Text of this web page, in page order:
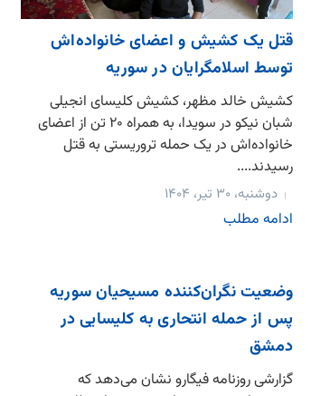
قتل یک کشیش و اعضای خانواده‌اش
توسط اسلامگرایان در سوریه
کشیش خالد مظهر، کشیش کلیسای انجیلی
شبان نیکو در سویدا، به همراه ۲۰ تن از اعضای
خانواده‌اش در یک حمله تروریستی به قتل
رسیدند....
دوشنبه، ۳۰ تیر، ۱۴۰۴
ادامه مطلب
وضعیت نگران‌کننده مسیحیان سوریه
پس از حمله انتحاری به کلیسایی در
دمشق
گزارشی روزنامه فیگارو نشان می‌دهد که